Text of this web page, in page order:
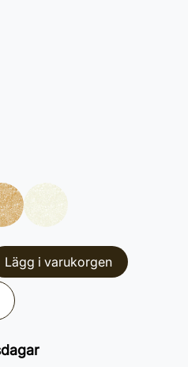
Lägg i varukorgen